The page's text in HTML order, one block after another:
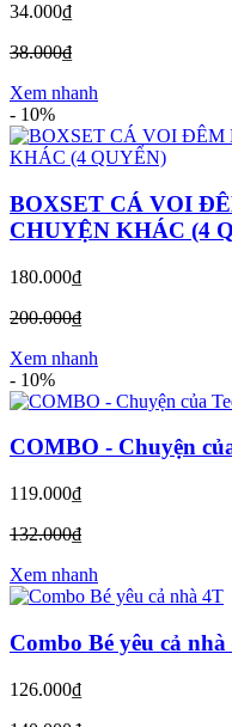
34.000₫
38.000₫
Xem nhanh
- 10%
BOXSET CÁ VOI
CHUYỆN KHÁC (4
180.000₫
200.000₫
Xem nhanh
- 10%
COMBO - Chuyện
119.000₫
132.000₫
Xem nhanh
Combo Bé yêu cả
126.000₫